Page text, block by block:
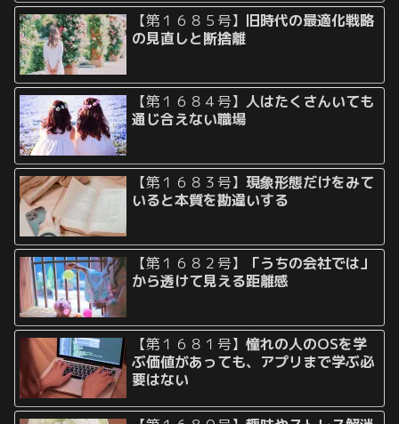
【第１６８５号】 旧時代の最適化戦略
の見直しと断捨離
【第１６８４号】人はたくさんいても
通じ合えない職場
【第１６８３号】現象形態だけをみて
いると本質を勘違いする
【第１６８２号】
「うちの会社では」
から透けて見える距離感
【第１６８１号】憧れの人のOSを学
ぶ価値があっても、アプリまで学ぶ必
要はない